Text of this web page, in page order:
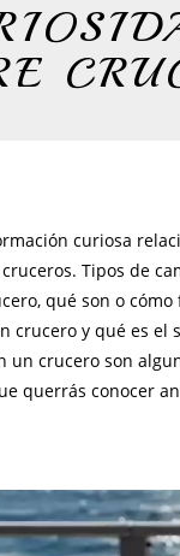
curiosa
Tipos de
qué son o
crucero y qué es el
un crucero son
querrás conocer